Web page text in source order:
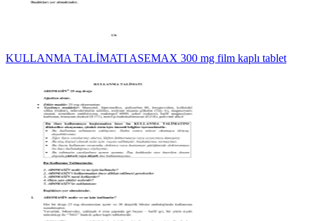
KULLANMA TALİMATI ASEMAX 300 mg film kaplı tablet